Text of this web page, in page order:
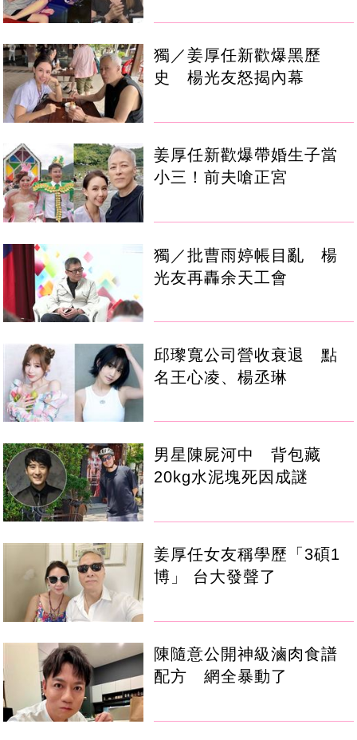
獨／姜厚任新歡爆黑歷
史 楊光友怒揭內幕
姜厚任新歡爆帶婚生子當
小三！前夫嗆正宮
獨／批曹雨婷帳目亂 楊
光友再轟余天工會
邱瓈寬公司營收衰退 點
名王心凌、楊丞琳
男星陳屍河中 背包藏
20kg水泥塊死因成謎
姜厚任女友稱學歷「3碩1
博」 台大發聲了
陳隨意公開神級滷肉食譜
配方 網全暴動了